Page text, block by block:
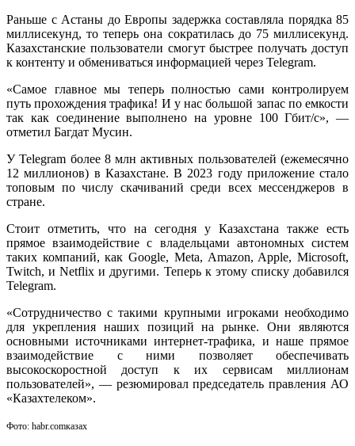
Раньше с Астаны до Европы задержка составляла порядка 85
миллисекунд, то теперь она сократилась до 75 миллисекунд.
Казахстанские пользователи смогут быстрее получать доступ
к контенту и обмениваться информацией через Telegram.
«Самое главное мы теперь полностью сами контролируем
путь прохождения трафика! И у нас большой запас по емкости
так как соединение выполнено на уровне 100 Гбит/с», —
отметил Багдат Мусин.
У Telegram более 8 млн активных пользователей (ежемесячно
12 миллионов) в Казахстане. В 2023 году приложение стало
топовым по числу скачиваний среди всех мессенджеров в
стране.
Стоит отметить, что на сегодня у Казахстана также есть
прямое взаимодействие с владельцами автономных систем
таких компаний, как Google, Meta, Amazon, Apple, Microsoft,
Twitch, и Netflix и другими. Теперь к этому списку добавился
Telegram.
«Сотрудничество с такими крупными игроками необходимо
для укрепления наших позиций на рынке. Они являются
основными источниками интернет-трафика, и наше прямое
взаимодействие с ними позволяет обеспечивать
высокоскоростной доступ к их сервисам миллионам
пользователей», — резюмировал председатель правления АО
«Казахтелеком».
Фото: habr.comказах